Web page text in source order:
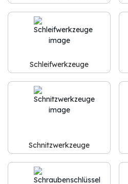
Schleifwerkzeuge
Schnitzwerkzeuge